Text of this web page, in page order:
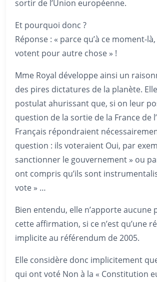
sortir de l’Union européenne.
Et pourquoi donc ?
Réponse : « parce qu’à ce moment-
votent pour autre chose » !
Mme Royal développe ainsi un
des pires dictatures de la planète.
postulat ahurissant que, si on leur
question de la sortie de la France de
Français répondraient
question : ils voteraient Oui, par
sanctionner le gouvernement » ou
ont compris qu’ils sont
vote » …
Bien entendu, elle n’apporte aucune
cette affirmation, si ce n’est qu’une
implicite au référendum de 2005.
Elle considère donc implicitement
qui ont voté Non à la « Constitution